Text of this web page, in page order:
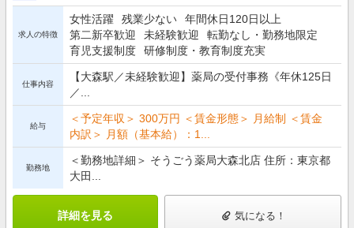
求人の特徴
女性活躍 残業少ない
年間休日120日以上
第二新卒歓迎
未経験歓迎
転勤なし・勤務地限定
育児支援制度
研修制度・教育制度充実
仕事内容
【大森駅／未経験歓迎】薬局の受付事務《年休125日
／...
給与
＜予定年収＞ 300万円 ＜賃金形態＞ 月給制 ＜賃金
内訳＞ 月額（基本給）：1...
勤務地
＜勤務地詳細＞ そうごう薬局大森北店 住所：東京都
大田...
詳細を見る 気になる！